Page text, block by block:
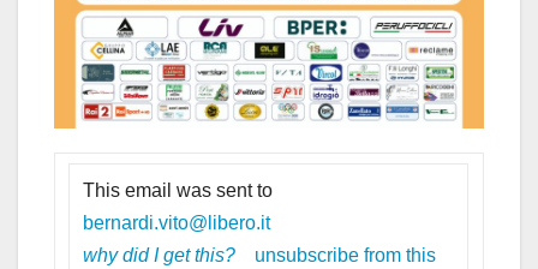
This email was sent to
bernardi.vito@libero.it
why did I get this?
unsubscribe from this